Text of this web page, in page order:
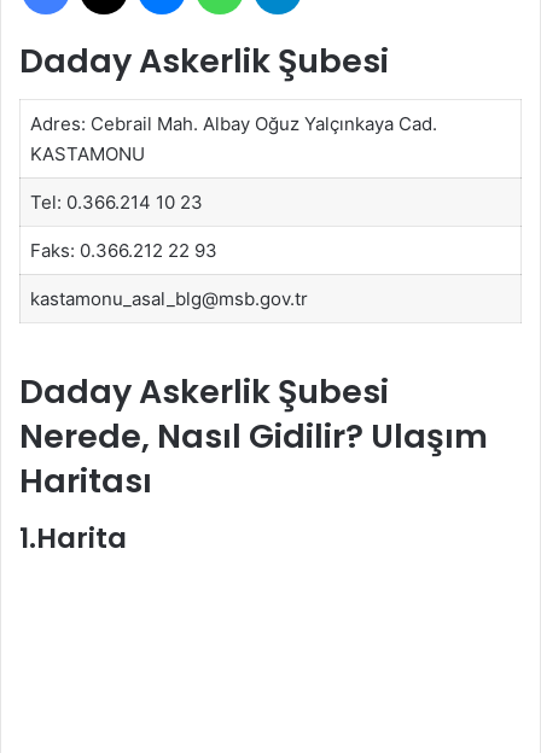
Daday Askerlik Şubesi
Adres: Cebrail Mah. Albay Oğuz Yalçınkaya Cad.
KASTAMONU
Tel: 0.366.214 10 23
Faks: 0.366.212 22 93
kastamonu_asal_blg@msb.gov.tr
Daday Askerlik Şubesi
Nerede, Nasıl Gidilir? Ulaşım
Haritası
1.Harita